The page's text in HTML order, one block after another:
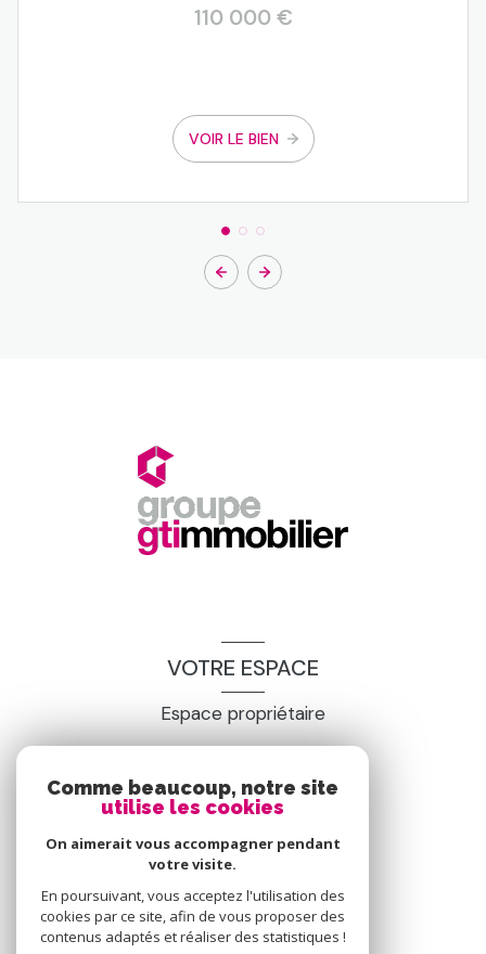
110 000 €
VOIR LE BIEN
VOTRE ESPACE
Espace propriétaire
SE CONNECTER
Comme beaucoup, notre site
utilise les cookies
On aimerait vous accompagner pendant
votre visite.
En poursuivant, vous acceptez l'utilisation des
cookies par ce site, afin de vous proposer des
contenus adaptés et réaliser des statistiques !